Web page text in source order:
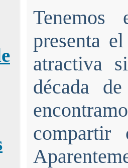
presenta
atractiva
década
compartir